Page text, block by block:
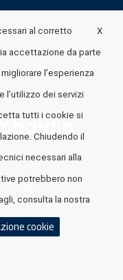
daA.R.I.A.
X
al corretto
accettazione da parte
l’esperienza
l’utilizzo dei servizi
tutti i cookie si
Chiudendo il
necessari alla
potrebbero non
consulta la nostra
cookie